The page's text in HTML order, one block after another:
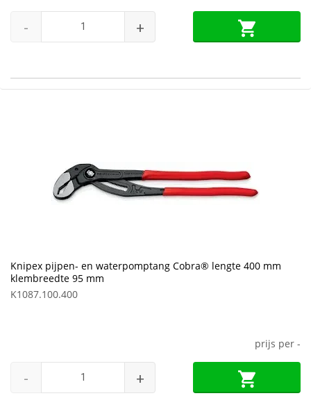
- +
Knipex pijpen- en waterpomptang Cobra® lengte 400 mm
klembreedte 95 mm
K1087.100.400
prijs per -
- +